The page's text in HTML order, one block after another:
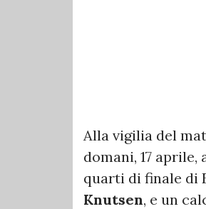
Alla vigilia del
domani, 17
quarti di finale di
Knutsen, e un